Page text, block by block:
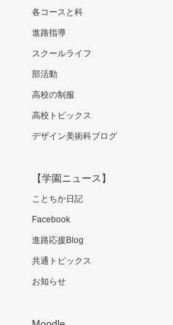
各コースと科
進路指導
スクールライフ
部活動
高校の制服
高校トピックス
デザイン美術科ブログ
【学園ニュース】
ことちか日記
Facebook
進路応援Blog
共通トピックス
お知らせ